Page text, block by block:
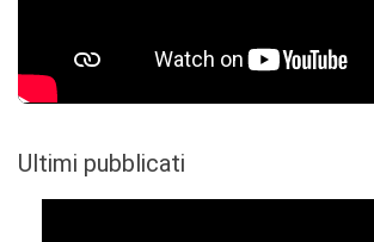
Ultimi pubblicati